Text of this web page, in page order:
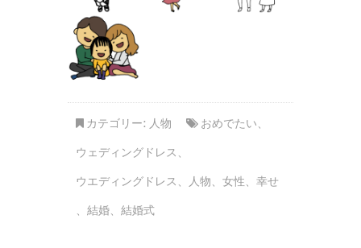
カテゴリー: 人物 おめでたい、
ウェディングドレス 、
ウエディングドレス 、 人物、 女性、 幸せ
、 結婚、 結婚式